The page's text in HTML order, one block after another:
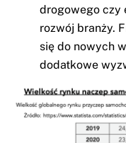
drogowego czy
rozwój branży.
się do nowych
dodatkowe